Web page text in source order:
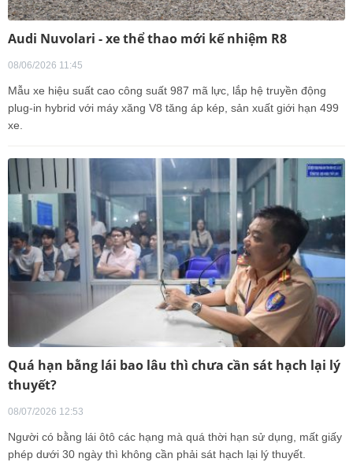
Audi Nuvolari - xe thể thao mới kế nhiệm R8
08/06/2026 11:45
Mẫu xe hiệu suất cao công suất 987 mã lực, lắp hệ truyền động
plug-in hybrid với máy xăng V8 tăng áp kép, sản xuất giới hạn 499
xe.
Quá hạn bằng lái bao lâu thì chưa cần sát hạch lại lý
thuyết?
08/07/2026 12:53
Người có bằng lái ôtô các hạng mà quá thời hạn sử dụng, mất giấy
phép dưới 30 ngày thì không cần phải sát hạch lại lý thuyết.